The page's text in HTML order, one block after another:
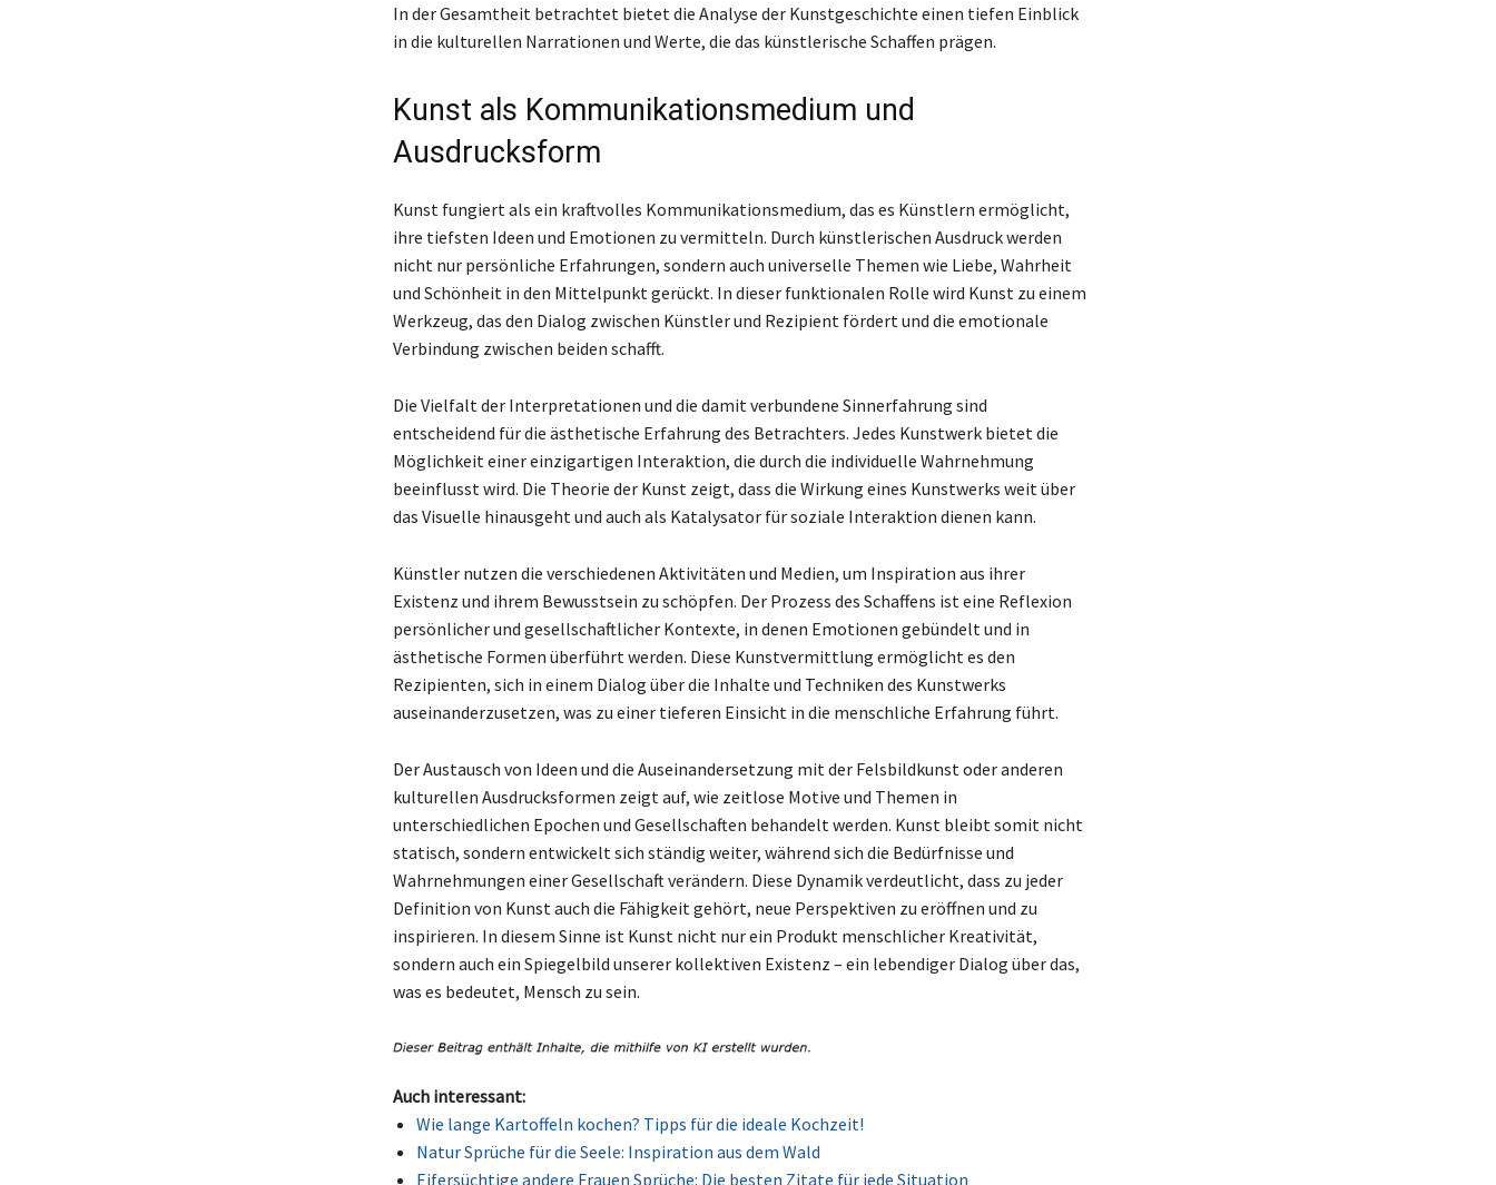
In der Gesamtheit betrachtet bietet die Analyse der Kunstgeschichte einen tiefen Einblick
in die kulturellen Narrationen und Werte, die das künstlerische Schaffen prägen.
Kunst als Kommunikationsmedium und
Ausdrucksform
Kunst fungiert als ein kraftvolles Kommunikationsmedium, das es Künstlern ermöglicht,
ihre tiefsten Ideen und Emotionen zu vermitteln. Durch künstlerischen Ausdruck werden
nicht nur persönliche Erfahrungen, sondern auch universelle Themen wie Liebe, Wahrheit
und Schönheit in den Mittelpunkt gerückt. In dieser funktionalen Rolle wird Kunst zu einem
Werkzeug, das den Dialog zwischen Künstler und Rezipient fördert und die emotionale
Verbindung zwischen beiden schafft.
Die Vielfalt der Interpretationen und die damit verbundene Sinnerfahrung sind
entscheidend für die ästhetische Erfahrung des Betrachters. Jedes Kunstwerk bietet die
Möglichkeit einer einzigartigen Interaktion, die durch die individuelle Wahrnehmung
beeinflusst wird. Die Theorie der Kunst zeigt, dass die Wirkung eines Kunstwerks weit über
das Visuelle hinausgeht und auch als Katalysator für soziale Interaktion dienen kann.
Künstler nutzen die verschiedenen Aktivitäten und Medien, um Inspiration aus ihrer
Existenz und ihrem Bewusstsein zu schöpfen. Der Prozess des Schaffens ist eine Reflexion
persönlicher und gesellschaftlicher Kontexte, in denen Emotionen gebündelt und in
ästhetische Formen überführt werden. Diese Kunstvermittlung ermöglicht es den
Rezipienten, sich in einem Dialog über die Inhalte und Techniken des Kunstwerks
auseinanderzusetzen, was zu einer tieferen Einsicht in die menschliche Erfahrung führt.
Der Austausch von Ideen und die Auseinandersetzung mit der Felsbildkunst oder anderen
kulturellen Ausdrucksformen zeigt auf, wie zeitlose Motive und Themen in
unterschiedlichen Epochen und Gesellschaften behandelt werden. Kunst bleibt somit nicht
statisch, sondern entwickelt sich ständig weiter, während sich die Bedürfnisse und
Wahrnehmungen einer Gesellschaft verändern. Diese Dynamik verdeutlicht, dass zu jeder
Definition von Kunst auch die Fähigkeit gehört, neue Perspektiven zu eröffnen und zu
inspirieren. In diesem Sinne ist Kunst nicht nur ein Produkt menschlicher Kreativität,
sondern auch ein Spiegelbild unserer kollektiven Existenz – ein lebendiger Dialog über das,
was es bedeutet, Mensch zu sein.
Auch interessant:
Wie lange Kartoffeln kochen? Tipps für die ideale Kochzeit!
Natur Sprüche für die Seele: Inspiration aus dem Wald
Eifersüchtige andere Frauen Sprüche: Die besten Zitate für jede Situation